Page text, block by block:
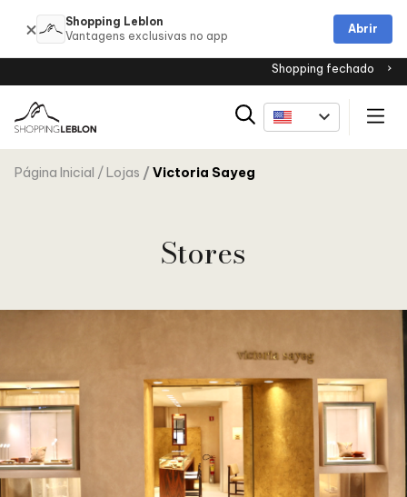
Shopping fechado
Página Inicial Lojas Victoria Sayeg
Stores
Shopping Leblon
Abrir